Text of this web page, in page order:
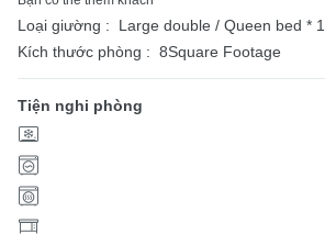
Loại giường :
Large double / Queen bed * 1
Kích thước phòng : 8Square Footage
Tiện nghi phòng